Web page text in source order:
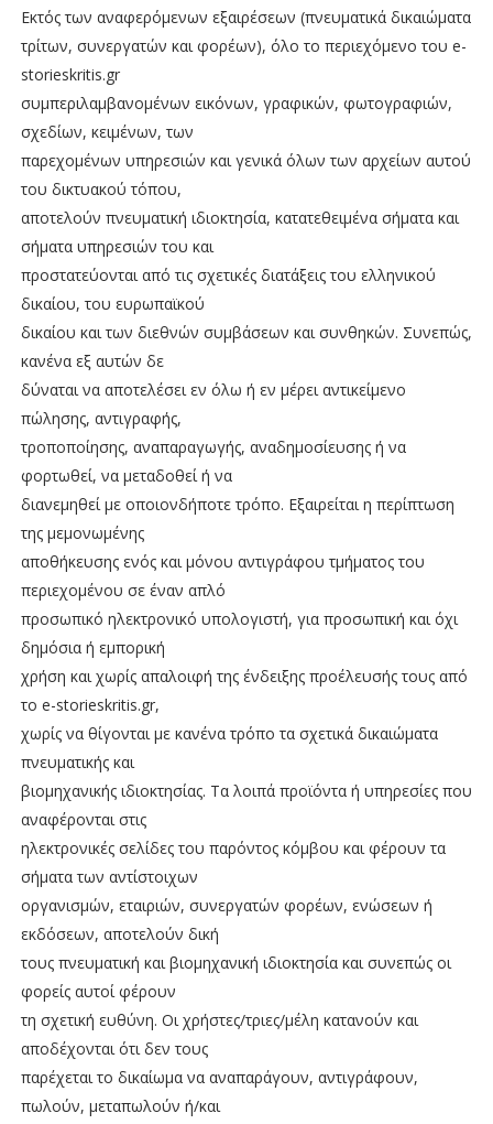
Εκτός των αναφερόμενων εξαιρέσεων (πνευματικά δικαιώματα
τρίτων, συνεργατών και φορέων), όλο το περιεχόμενο του e-
storieskritis.gr
συμπεριλαμβανομένων εικόνων, γραφικών, φωτογραφιών,
σχεδίων, κειμένων, των
παρεχομένων υπηρεσιών και γενικά όλων των αρχείων αυτού
του δικτυακού τόπου,
αποτελούν πνευματική ιδιοκτησία, κατατεθειμένα σήματα και
σήματα υπηρεσιών του και
προστατεύονται από τις σχετικές διατάξεις του ελληνικού
δικαίου, του ευρωπαϊκού
δικαίου και των διεθνών συμβάσεων και συνθηκών. Συνεπώς,
κανένα εξ αυτών δε
δύναται να αποτελέσει εν όλω ή εν μέρει αντικείμενο
πώλησης, αντιγραφής,
τροποποίησης, αναπαραγωγής, αναδημοσίευσης ή να
φορτωθεί, να μεταδοθεί ή να
διανεμηθεί με οποιονδήποτε τρόπο. Εξαιρείται η περίπτωση
της μεμονωμένης
αποθήκευσης ενός και μόνου αντιγράφου τμήματος του
περιεχομένου σε έναν απλό
προσωπικό ηλεκτρονικό υπολογιστή, για προσωπική και όχι
δημόσια ή εμπορική
χρήση και χωρίς απαλοιφή της ένδειξης προέλευσής τους από
το e-storieskritis.gr,
χωρίς να θίγονται με κανένα τρόπο τα σχετικά δικαιώματα
πνευματικής και
βιομηχανικής ιδιοκτησίας. Τα λοιπά προϊόντα ή υπηρεσίες που
αναφέρονται στις
ηλεκτρονικές σελίδες του παρόντος κόμβου και φέρουν τα
σήματα των αντίστοιχων
οργανισμών, εταιριών, συνεργατών φορέων, ενώσεων ή
εκδόσεων, αποτελούν δική
τους πνευματική και βιομηχανική ιδιοκτησία και συνεπώς οι
φορείς αυτοί φέρουν
τη σχετική ευθύνη. Οι χρήστες/τριες/μέλη κατανούν και
αποδέχονται ότι δεν τους
παρέχεται το δικαίωμα να αναπαράγουν, αντιγράφουν,
πωλούν, μεταπωλούν ή/και